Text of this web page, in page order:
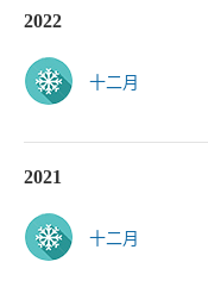
2022
十二月
2021
十二月